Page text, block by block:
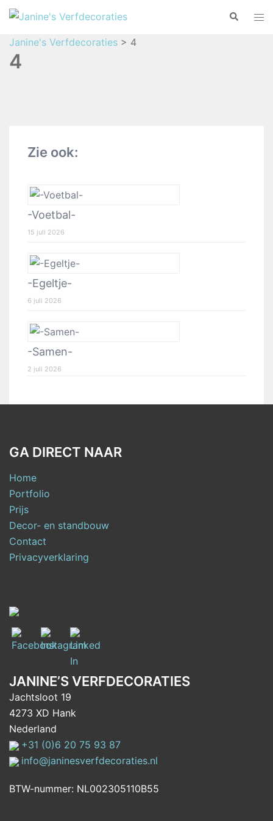
Janine's Verfdecoraties > 4
4
Zie ook:
-Voetbal-
15 juli 2026
-Egeltje-
6 juli 2026
-Samen-
2 juli 2026
GA DIRECT NAAR
Home
Portfolio
Prijs
Decor- en standbouw
Contact
Privacyverklaring
JANINE’S VERFDECORATIES
Jachtsloot 19
4273 XD Hank
Nederland
+31 (0)6 20 75 93 87
info@janinesverfdecoraties.nl
BTW-nummer: NL002305110B55